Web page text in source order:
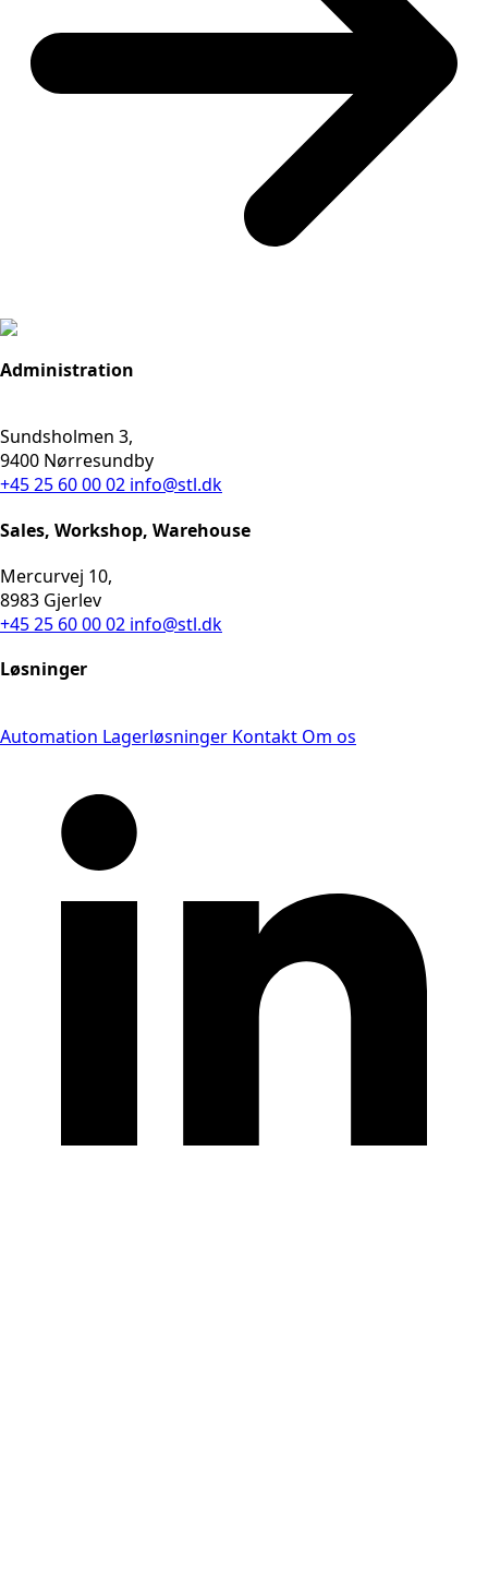
Administration
Sundsholmen 3,
9400 Nørresundby
+45 25 60 00 02 info@stl.dk
Sales, Workshop, Warehouse
Mercurvej 10,
8983 Gjerlev
+45 25 60 00 02 info@stl.dk
Løsninger
Automation Lagerløsninger Kontakt Om os